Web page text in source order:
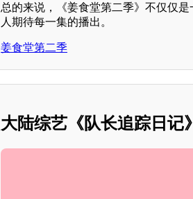
总的来说，《姜食堂第二季》不仅仅
人期待每一集的播出。
姜食堂第二季
大陆综艺《队长追踪日记